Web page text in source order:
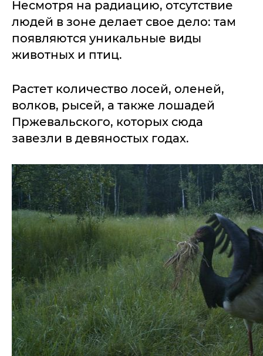
Несмотря на радиацию, отсутствие
людей в зоне делает свое дело: там
появляются уникальные виды
животных и птиц.
Растет количество лосей, оленей,
волков, рысей, а также лошадей
Пржевальского, которых сюда
завезли в девяностых годах.